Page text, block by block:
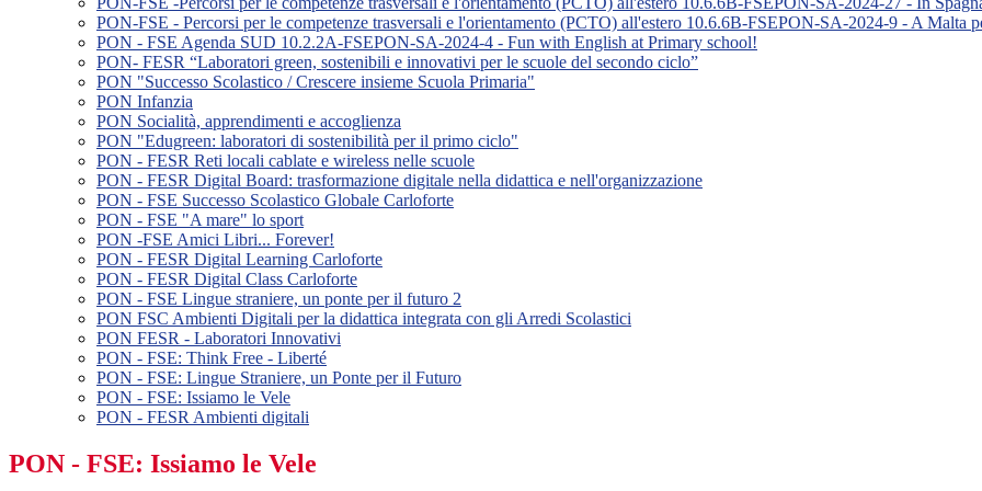
PON-FSE - Percorsi per le competenze trasversali e l'orientamento (PCTO) all'estero 10.6.6B-FSEPON-SA-2024-9 - A Malta
PON - FSE Agenda SUD 10.2.2A-FSEPON-SA-2024-4 - Fun with English at Primary school!
PON- FESR “Laboratori green, sostenibili e innovativi per le scuole del secondo ciclo”
PON "Successo Scolastico / Crescere insieme Scuola Primaria"
PON Infanzia
PON Socialità, apprendimenti e accoglienza
PON "Edugreen: laboratori di sostenibilità per il primo ciclo"
PON - FESR Reti locali cablate e wireless nelle scuole
PON - FESR Digital Board: trasformazione digitale nella didattica e nell'organizzazione
PON - FSE Successo Scolastico Globale Carloforte
PON - FSE "A mare" lo sport
PON -FSE Amici Libri... Forever!
PON - FESR Digital Learning Carloforte
PON - FESR Digital Class Carloforte
PON - FSE Lingue straniere, un ponte per il futuro 2
PON FSC Ambienti Digitali per la didattica integrata con gli Arredi Scolastici
PON FESR - Laboratori Innovativi
PON - FSE: Think Free - Liberté
PON - FSE: Lingue Straniere, un Ponte per il Futuro
PON - FSE: Issiamo le Vele
PON - FESR Ambienti digitali
PON - FSE: Issiamo le Vele